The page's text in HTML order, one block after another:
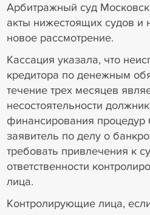
Арбитражный суд
акты нижестоящих судов и
новое рассмотрение.
Кассация указала, что
кредитора по денежным
течение трех месяцев
несостоятельности
финансирования процедур
заявитель по делу о
требовать привлечения к
ответственности
лица.
Контролирующие лица,